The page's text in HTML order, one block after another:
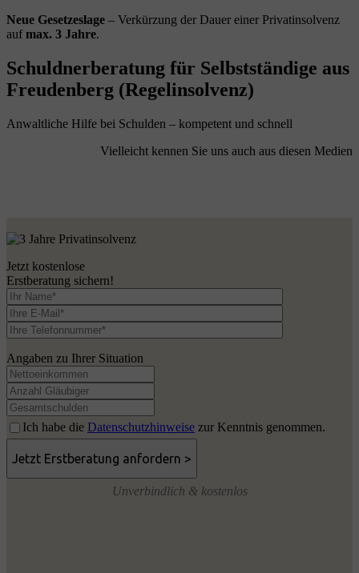
Neue Gesetzeslage – Verkürzung der Dauer einer Privatinsolvenz
aufmax. 3 Jahre.
Schuldnerberatung für Selbstständige aus
Freudenberg (Regelinsolvenz)
Anwaltliche Hilfe bei Schulden – kompetent und schnell
Vielleicht kennen Sie uns auch aus diesen Medien
Jetzt kostenlose
Erstberatung sichern!
Angaben zu Ihrer Situation
Ich habe die Datenschutzhinweise zur Kenntnis genommen.
Unverbindlich & kostenlos